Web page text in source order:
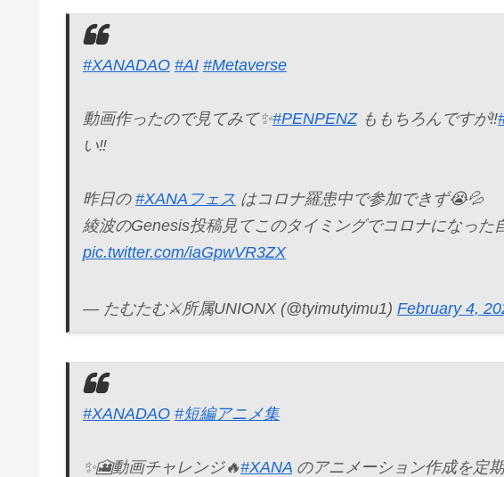
#XANADAO #AI #Metaverse
動画作ったので見てみて✨#PENPENZももちろんですが‼️
い‼️
昨日の #XANAフェス はコロナ羅患中で参加できず😭💦
綾波のGenesis投稿見てこのタイミングでコロナになった
pic.twitter.com/iaGpwVR3ZX
— たむたむ⚔所属UNIONX (@tyimutyimu1) February 4,
#XANADAO #短編アニメ集
✨🎦動画チャレンジ🔥#XANA のアニメーション作成を定